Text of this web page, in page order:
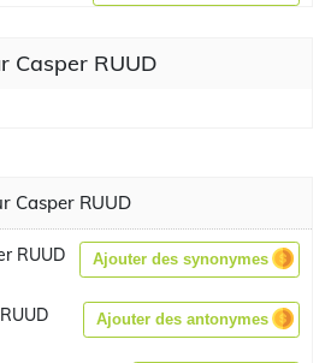
Casper RUUD
Casper RUUD
RUUD Ajouter des synonymes
Ajouter des antonymes